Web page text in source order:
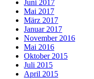
Juni 2017
Mai 2017
März 2017
Januar 2017
November 2016
Mai 2016
Oktober 2015
Juli 2015
April 2015